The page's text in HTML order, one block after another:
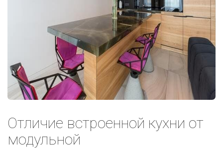
Отличие встроенной кухни от
модульной